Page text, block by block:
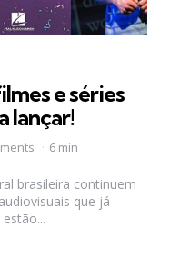
e séries
lançar!
6 min
brasileira continuem
que já